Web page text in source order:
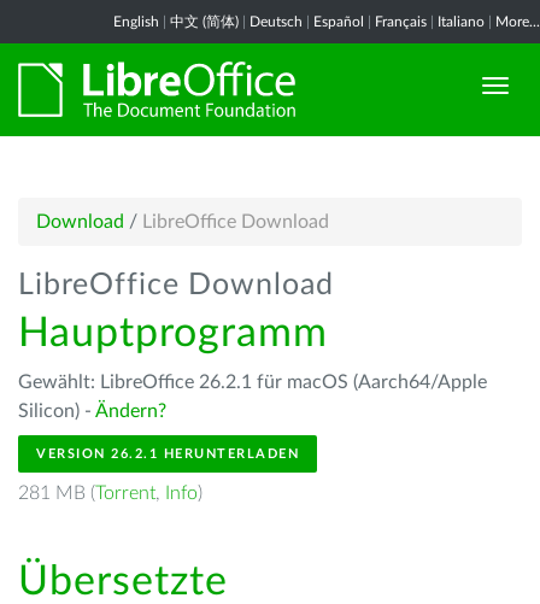
English 中文 (简体) Deutsch Español Français Italiano More...
Download / LibreOffice Download
LibreOffice Download
Hauptprogramm
Gewählt: LibreOffice 26.2.1 für macOS (Aarch64/Apple
Silicon) - Ändern?
VERSION 26.2.1 HERUNTERLADEN
281 MB (Torrent, Info)
Übersetzte